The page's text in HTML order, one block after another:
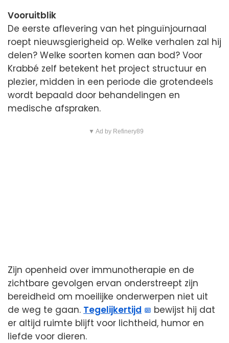
Vooruitblik
De eerste aflevering van het pinguïnjournaal
roept nieuwsgierigheid op. Welke verhalen zal hij
delen? Welke soorten komen aan bod? Voor
Krabbé zelf betekent het project structuur en
plezier, midden in een periode die grotendeels
wordt bepaald door behandelingen en
medische afspraken.
▼ Ad by Refinery89
Zijn openheid over immunotherapie en de
zichtbare gevolgen ervan onderstreept zijn
bereidheid om moeilijke onderwerpen niet uit
de weg te gaan. Tegelijkertijd
bewijst hij dat
er altijd ruimte blijft voor lichtheid, humor en
liefde voor dieren.